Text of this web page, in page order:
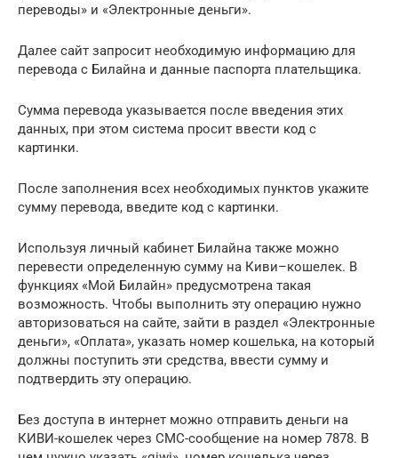
переводы» и «Электронные деньги».
Далее сайт запросит необходимую информацию для
перевода с Билайна и данные паспорта плательщика.
Сумма перевода указывается после введения этих
данных, при этом система просит ввести код с
картинки.
После заполнения всех необходимых пунктов укажите
сумму перевода, введите код с картинки.
Используя личный кабинет Билайна также можно
перевести определенную сумму на Киви–кошелек. В
функциях «Мой Билайн» предусмотрена такая
возможность. Чтобы выполнить эту операцию нужно
авторизоваться на сайте, зайти в раздел «Электронные
деньги», «Оплата», указать номер кошелька, на который
должны поступить эти средства, ввести сумму и
подтвердить эту операцию.
Без доступа в интернет можно отправить деньги на
КИВИ-кошелек через СМС-сообщение на номер 7878. В